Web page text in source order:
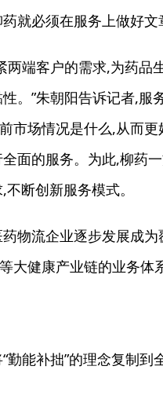
就必须在服务上做好文
端客户的需求,为药品
。”朱朝阳告诉记者,
市场情况是什么,从而
面的服务。为此,柳药
断创新服务模式。
流企业逐步发展成为
大健康产业链的业务体
能补拙”的理念复制到